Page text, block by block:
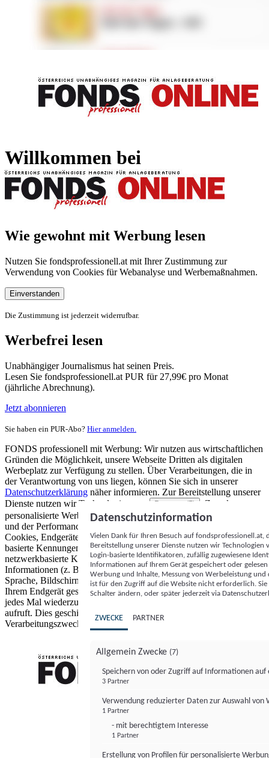
Willkommen bei
Wie gewohnt mit Werbung lesen
Nutzen Sie fondsprofessionell.at mit Ihrer Zustimmung zur
Verwendung von Cookies für Webanalyse und Werbemaßnahmen.
Einverstanden
Die Zustimmung ist jederzeit widerrufbar.
Werbefrei lesen
Unabhängiger Journalismus hat seinen Preis.
Lesen Sie fondsprofessionell.at PUR für 27,99€ pro Monat
(jährliche Abrechnung).
Jetzt abonnieren
Sie haben ein PUR-Abo? Hier anmelden.
FONDS professionell mit Werbung: Wir nutzen aus wirtschaftlichen
Gründen die Möglichkeit, unsere Webseite Dritten als digitalen
Werbeplatz zur Verfügung zu stellen. Über Verarbeitungen, die in
der Verantwortung von uns liegen, können Sie sich in unserer
Datenschutzerklärung näher informieren. Zur Bereitstellung unserer
Dienste nutzen wir Technologien von
Partnern (5)
. Zwecke:
personalisierte Werbung und Inhalte, Messung von Werbeleistung
und der Performance von Inhalten sowie Zielgruppenforschung.
Cookies, Endgeräte- oder ähnliche Online-Kennungen (z. B. login-
basierte Kennungen, zufällig generierte Kennungen,
netzwerkbasierte Kennungen) können zusammen mit anderen
Informationen (z. B. Browsertyp und Browserinformationen,
Sprache, Bildschirmgröße, unterstützte Technologien usw.) auf
Ihrem Endgerät gespeichert oder von dort ausgelesen werden, um es
jedes Mal wiederzuerkennen, wenn es eine App oder einer Webseite
aufruft. Dies geschieht für einen oder mehrere der hier aufgeführten
Verarbeitungszwecke.
Datenschutzinformation
Vielen Dank für Ihren Besuch auf
Bereitstellung unserer Dienste nutzen wir Technologien
Login-basierte Identifikatoren, zufällig zugewiesene
Informationen auf Ihrem Gerät gespeichert oder
Werbung und Inhalte, Messung von Werbeleistung
ist für den Zugriff auf die Website nicht erforderlich.
Schalter ändern, oder später jederzeit via
ZWECKE PARTNER
Allgemein Zwecke (7)
Speichern von oder Zugriff auf Informationen auf
3 Partner
Verwendung reduzierter Daten zur Auswahl von
1 Partner
- mit berechtigtem Interesse
1 Partner
Erstellung von Profilen für personalisierte
FONDS professionell